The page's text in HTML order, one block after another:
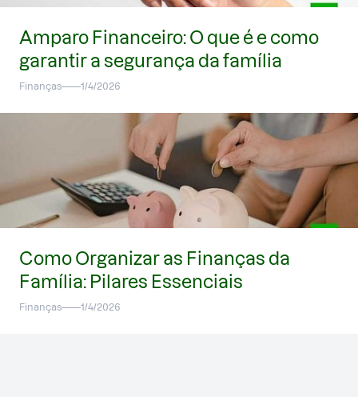
Amparo Financeiro: O que é e como
garantir a segurança da família
Finanças 1/4/2026
Como Organizar as Finanças da
Família: Pilares Essenciais
Finanças 1/4/2026